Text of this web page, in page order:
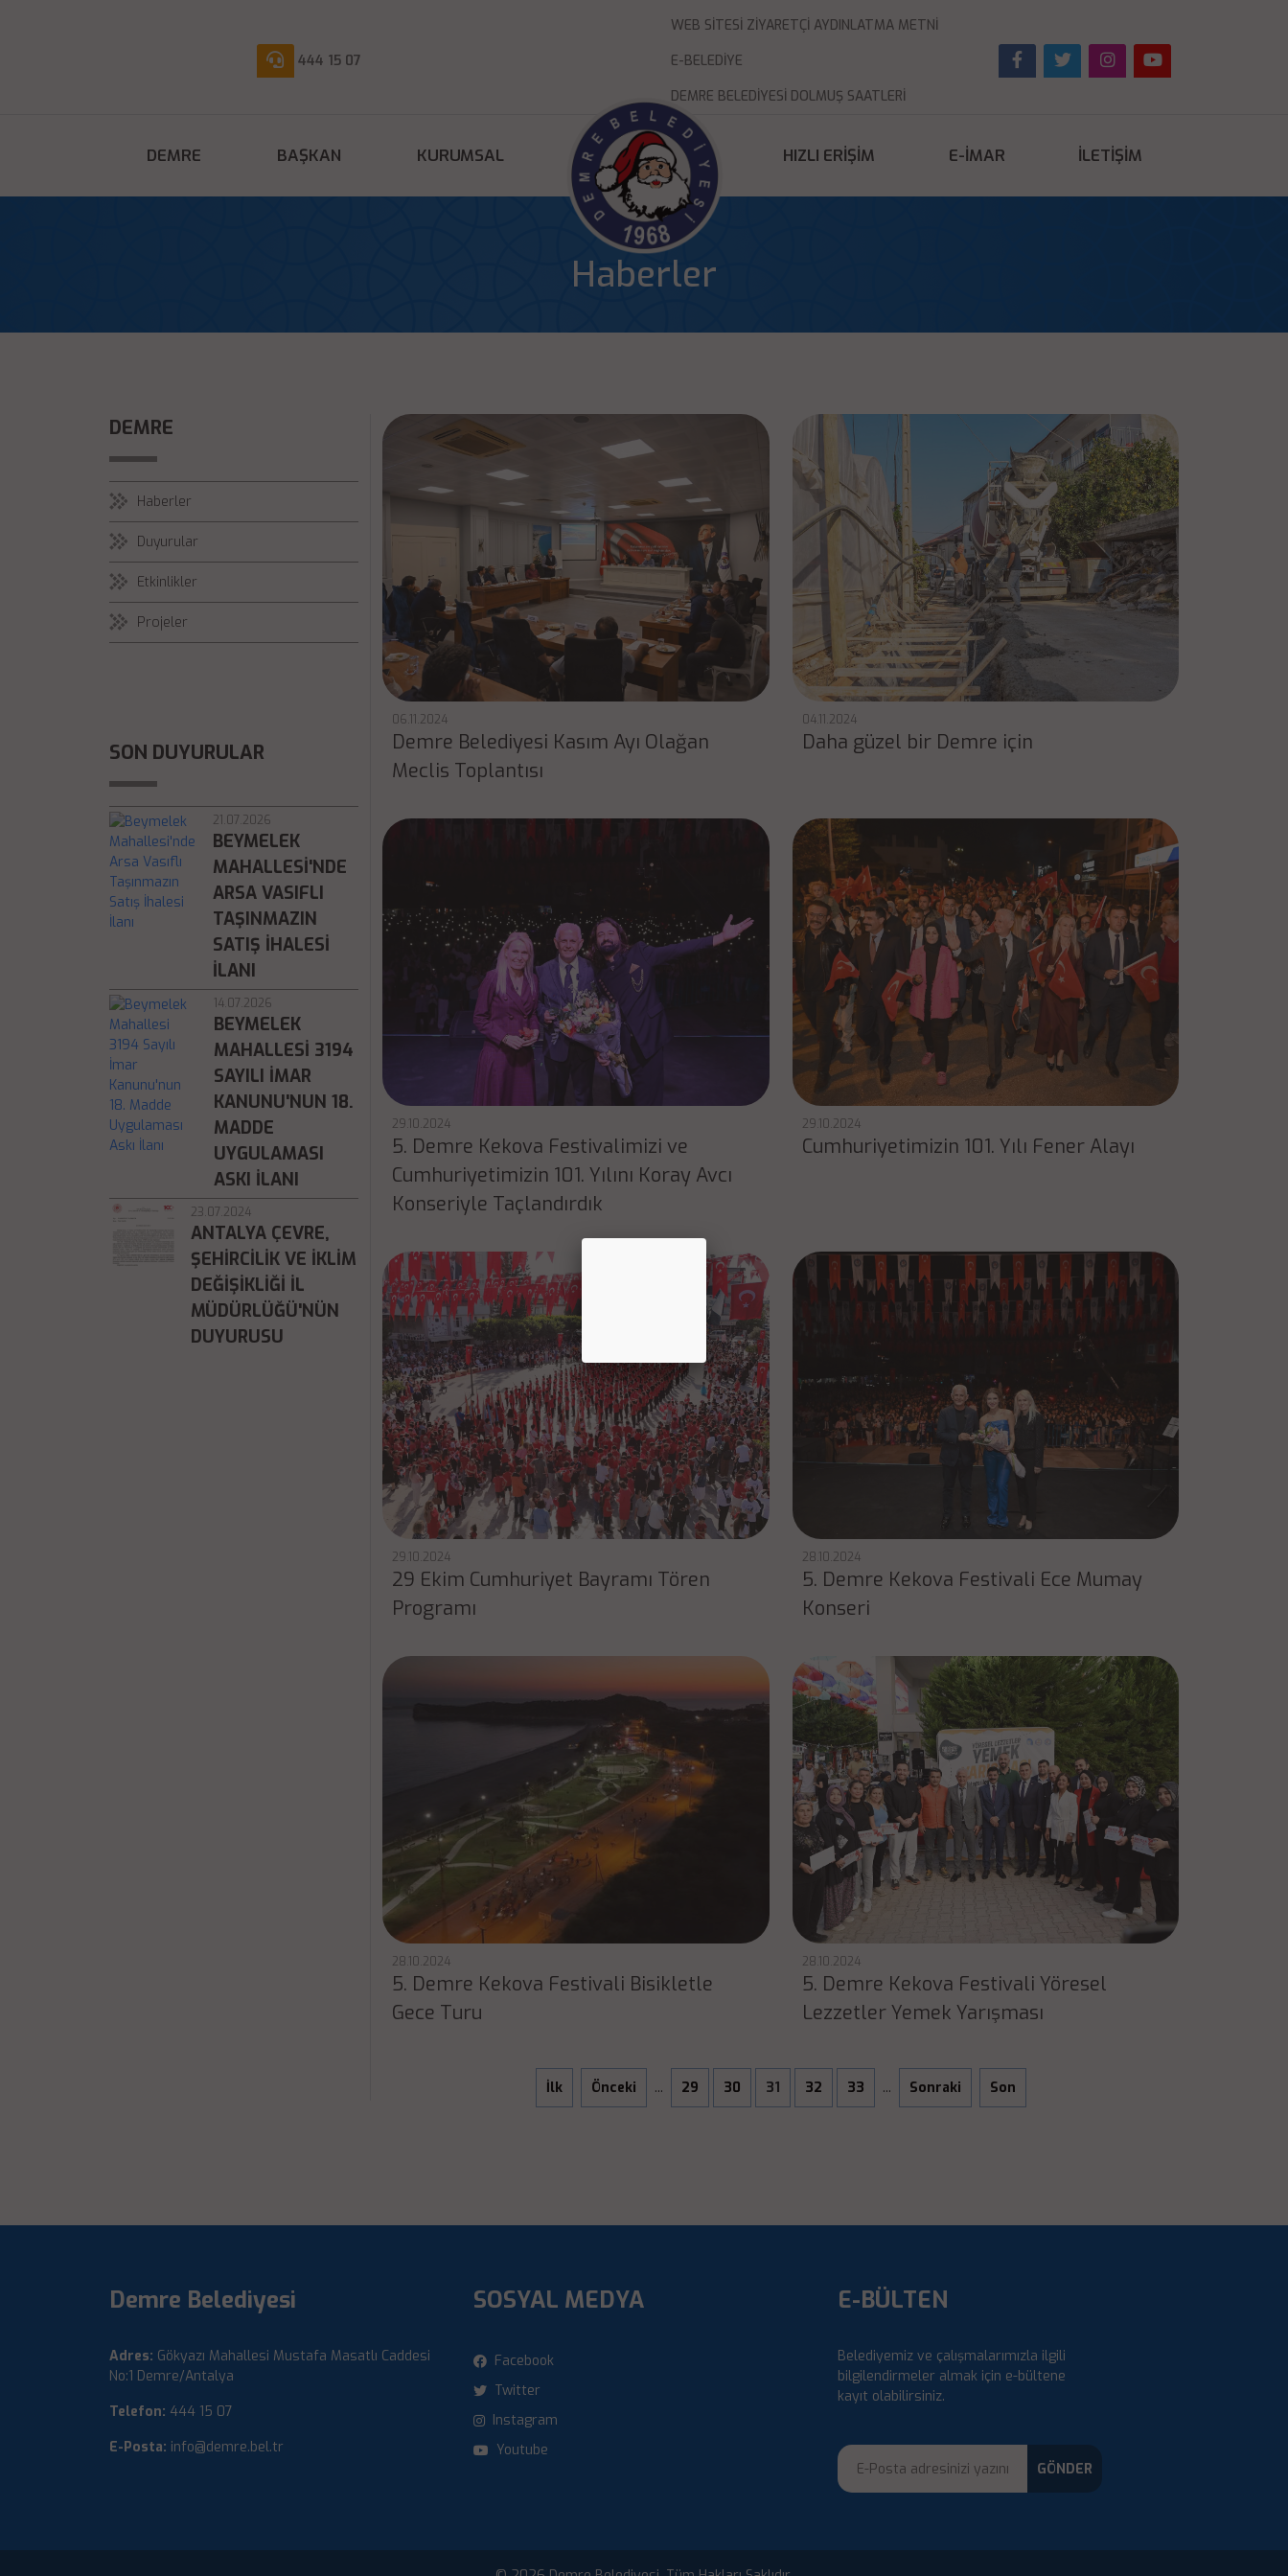
444 15 07
WEB SITESI ZIYARETÇI AYDINLATMA METNI
E-BELEDIYE
DEMRE BELEDIYESI DOLMUŞ SAATLERI
DEMRE BAŞKAN KURUMSAL HIZLI ERIŞIM E-İMAR İLETIŞIM
Haberler
DEMRE
Haberler
Duyurular
Etkinlikler
Projeler
SON DUYURULAR
21.07.2026
BEYMELEK
MAHALLESI'NDE
ARSA VASIFLI
TAŞINMAZIN
SATIŞ İHALESI
İLANI
14.07.2026
BEYMELEK
MAHALLESI 3194
SAYILI İMAR
KANUNU'NUN 18.
MADDE
UYGULAMASI
ASKI İLANI
23.07.2024
ANTALYA ÇEVRE,
ŞEHIRCILIK VE İKLIM
DEĞIŞIKLIĞI İL
MÜDÜRLÜĞÜ'NÜN
DUYURUSU
06.11.2024
Demre Belediyesi Kasım Ayı Olağan
Meclis Toplantısı
04.11.2024
Daha güzel bir Demre için
29.10.2024
5. Demre Kekova Festivalimizi ve
Cumhuriyetimizin 101. Yılını Koray Avcı
Konseriyle Taçlandırdık
29.10.2024
Cumhuriyetimizin 101. Yılı Fener Alayı
29.10.2024
29 Ekim Cumhuriyet Bayramı Tören
Programı
28.10.2024
5. Demre Kekova Festivali Ece Mumay
Konseri
28.10.2024
5. Demre Kekova Festivali Bisikletle
Gece Turu
28.10.2024
5. Demre Kekova Festivali Yöresel
Lezzetler Yemek Yarışması
İlk Önceki ... 29 30 31 32 33 ... Sonraki Son
Demre Belediyesi
Adres: Gökyazı Mahallesi Mustafa Masatlı Caddesi
No:1 Demre/Antalya
Telefon: 444 15 07
E-Posta: info@demre.bel.tr
SOSYAL MEDYA
Facebook
Twitter
Instagram
Youtube
E-BÜLTEN
Belediyemiz ve çalışmalarımızla ilgili
bilgilendirmeler almak için e-bültene
kayıt olabilirsiniz.
GÖNDER